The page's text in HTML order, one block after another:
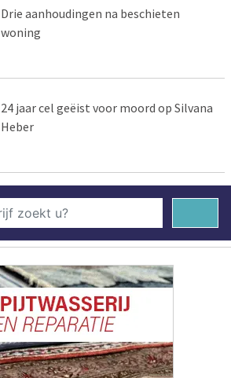
Drie aanhoudingen na beschieten
woning
24 jaar cel geëist voor moord op Silvana
Heber